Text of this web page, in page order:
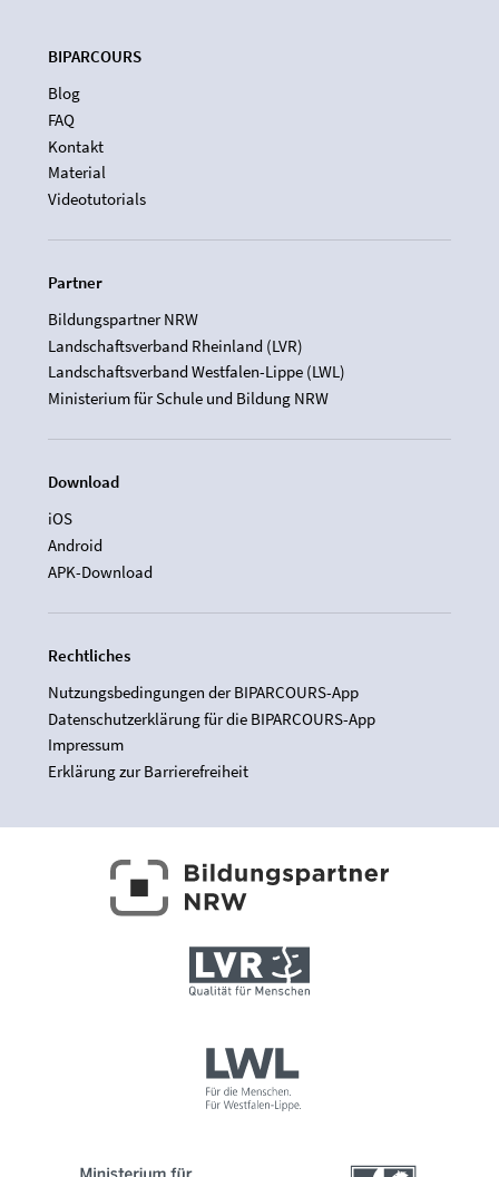
BIPARCOURS
Blog
FAQ
Kontakt
Material
Videotutorials
Partner
Bildungspartner NRW
Landschaftsverband Rheinland (LVR)
Landschaftsverband Westfalen-Lippe (LWL)
Ministerium für Schule und Bildung NRW
Download
iOS
Android
APK-Download
Rechtliches
Nutzungsbedingungen der BIPARCOURS-App
Datenschutzerklärung für die BIPARCOURS-App
Impressum
Erklärung zur Barrierefreiheit